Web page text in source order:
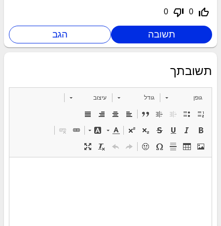
thumb_up_off_alt
0
thumb_down_off_alt
0
תשובתך
גופן גודל עיצוב